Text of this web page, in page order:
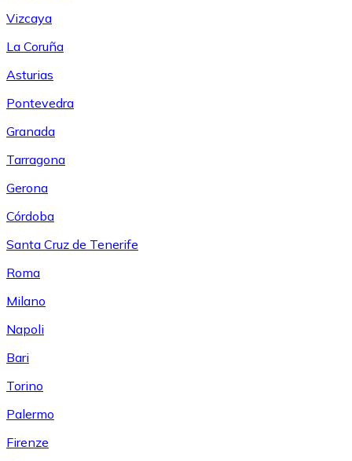
Vizcaya
La Coruña
Asturias
Pontevedra
Granada
Tarragona
Gerona
Córdoba
Santa Cruz de Tenerife
Roma
Milano
Napoli
Bari
Torino
Palermo
Firenze